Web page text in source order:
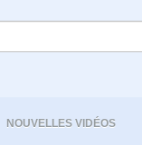
NOUVELLES VIDÉOS